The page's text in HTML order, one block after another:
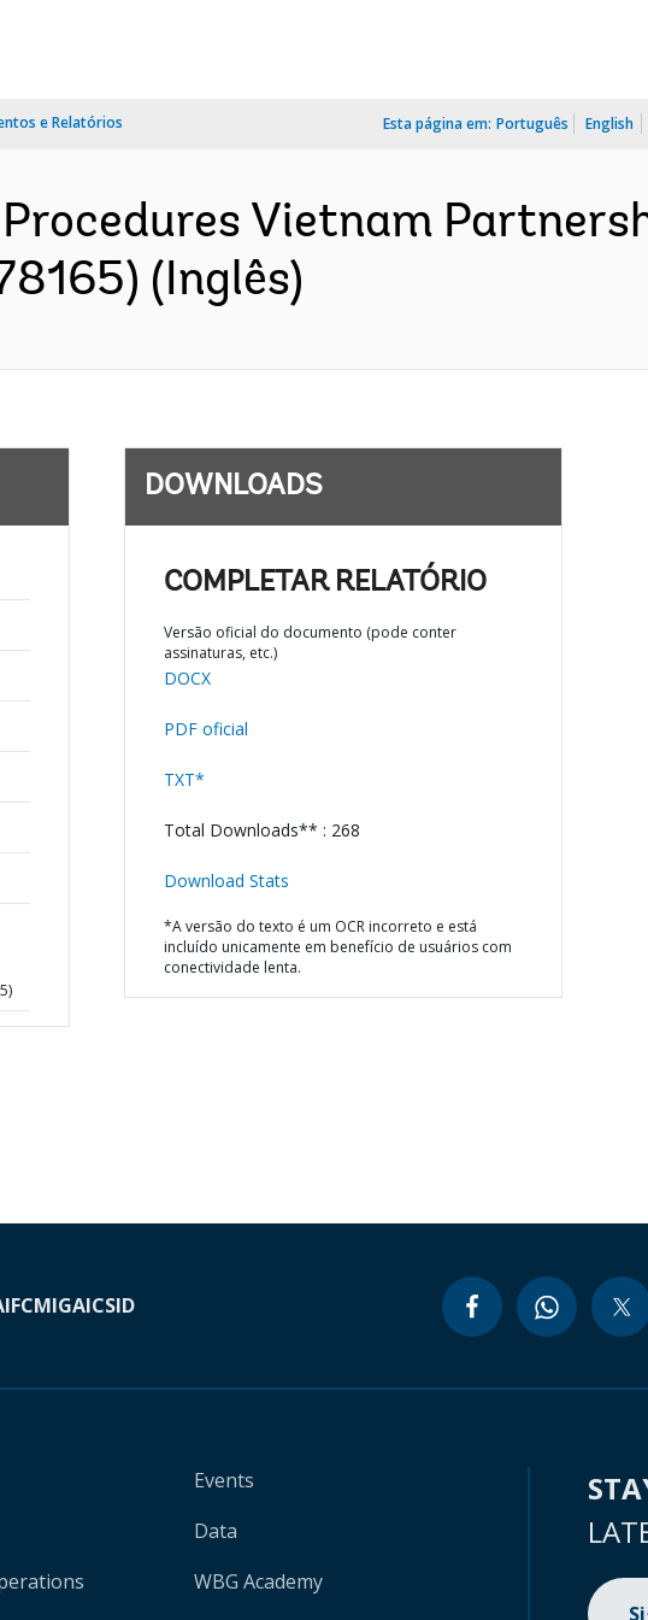
e Relatórios Esta página em: Português English
Vietnam
(Inglês)
DOWNLOADS
COMPLETAR RELATÓRIO
Versão oficial do documento (pode conter
assinaturas, etc.)
DOCX
PDF oficial
TXT*
Total Downloads** : 268
Download Stats
*A versão do texto é um OCR incorreto e está
incluído unicamente em benefício de usuários com
conectividade lenta.
IFCMIGAICSID
Events
Data
WBG Academy